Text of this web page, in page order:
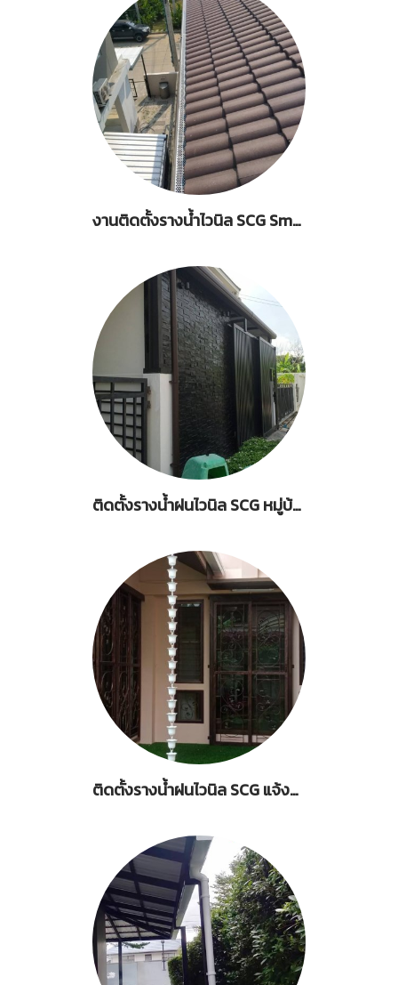
งานติดตั้งรางน้ำไวนิล SCG Smart สีน้ำตาล พร้อมตะแกรงกันใบไม้ บ้านสองชั้น
ติดตั้งรางน้ำฝนไวนิล SCG หมู่บ้านกรีนวิลล์ ดิ เอกเซกคลูทีฟ ถ.วงแหวนรอบนอกฝั่งตะวันออก
ติดตั้งรางน้ำฝนไวนิล SCG แจ้งวัฒนะ 14 ทุ่งสองห้อง